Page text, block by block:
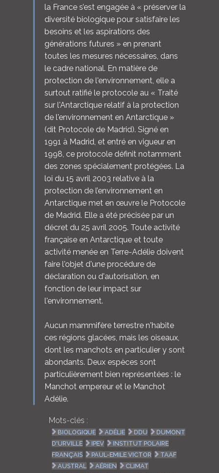
la France s’est engagée à « préserver la
diversité biologique pour satisfaire les
besoins et les aspirations des
générations futures » en prenant
toutes les mesures nécessaires, dans
le cadre national. En matière de
protection de l'environnement, elle a
surtout ratifié le protocole au « Traité
sur l'Antarctique relatif à la protection
de l'environnement en Antarctique »
(dit Protocole de Madrid). Signé en
1991 à Madrid, et entré en vigueur en
1998, ce protocole définit notamment
des zones spécialement protégées. La
loi du 15 avril 2003 relative à la
protection de l’environnement en
Antarctique met en œuvre le Protocole
de Madrid. Elle a été précisée par un
décret du 25 avril 2005. Toute activité
française en Antarctique et toute
activité menée en Terre-Adélie doivent
faire l'objet d'une procédure de
déclaration ou d'autorisation, en
fonction de leur impact sur
l'environnement.
Aucun mammifère terrestre n'habite
ces régions glacées, mais les oiseaux,
dont les manchots en particulier y sont
abondants. Deux espèces sont
particulièrement bien représentées : le
Manchot empereur et le Manchot
Adélie.
Mots-clés :
BIOLOGIQUE ADÉLIE DDU
DUMONT
D'URVILLE
IPEV
INSTITUT POLAIRE
FRANÇAIS
PAUL-EMILE VICTOR
TAAF
AUSTRAL
AÉRIEN
CLIMAT